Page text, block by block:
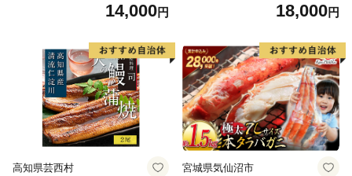
14,000円
産【山形eLab】 ka074-023-r
18,000円
高知県芸西村 宮城県気仙沼市